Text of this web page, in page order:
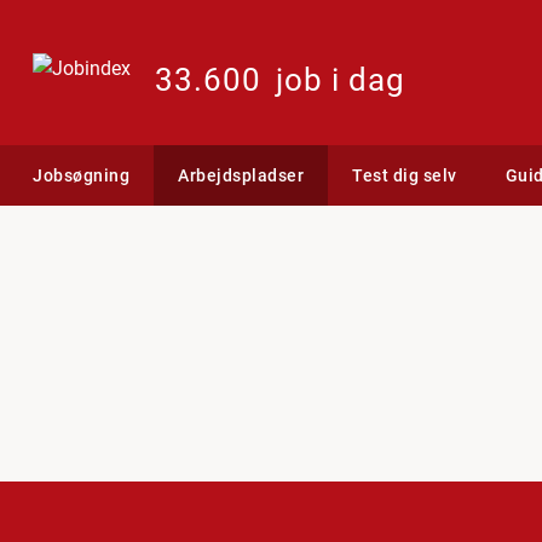
33.600 job i dag
Jobsøgning Arbejdspladser Test dig selv